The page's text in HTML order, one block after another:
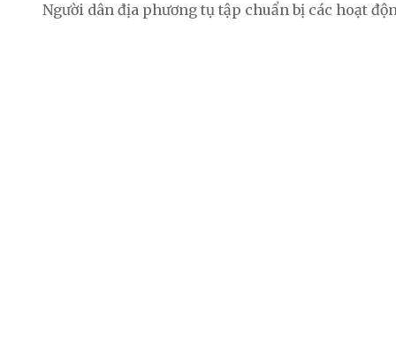
Người dân địa phương tụ tập chuẩn bị các hoạt